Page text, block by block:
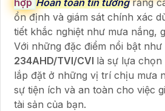
ổn định và giám sát chính xác
tiết khắc nghiệt như mưa nắng,
Với những đặc điểm nổi bật như
234AHD/TVI/CVI là sự lựa
lắp đặt ở những vị trí chịu mưa
sự tiện ích và an toàn cho việc
tài sản của bạn.